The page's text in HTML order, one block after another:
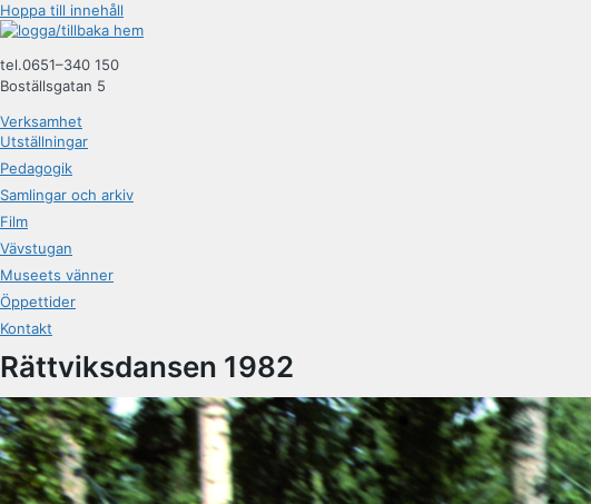
Hoppa till innehåll
tel.0651–340 150
Boställsgatan 5
Verksamhet
Utställningar
Pedagogik
Samlingar och arkiv
Film
Vävstugan
Museets vänner
Öppettider
Kontakt
Rättviksdansen 1982